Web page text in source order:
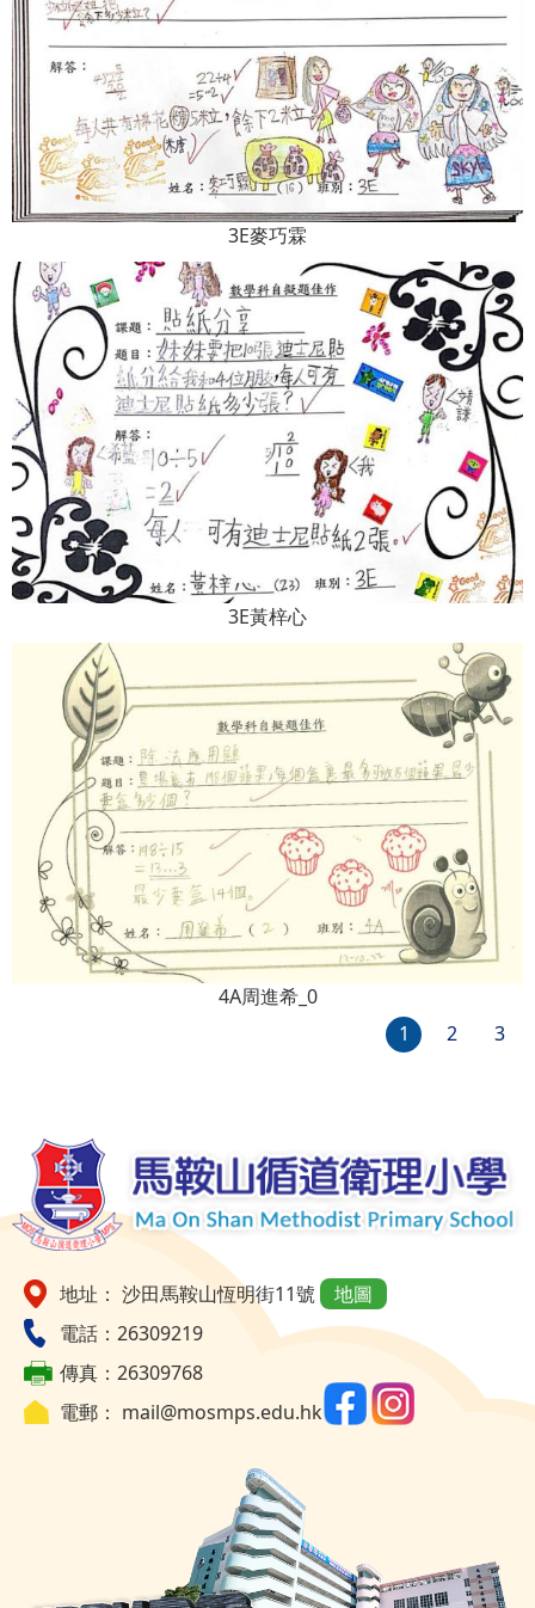
3E麥巧霖
3E黃梓心
4A周進希_0
1
2 3
地址： 沙田馬鞍山恆明街11號
地圖
電話：26309219
傳真：26309768
電郵： mail@mosmps.edu.hk